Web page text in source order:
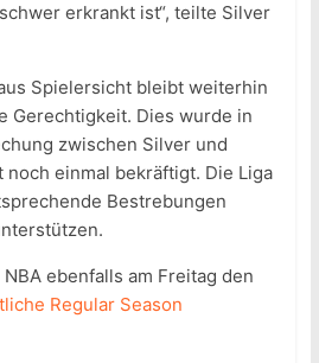
erkrankt ist“, teilte Silver
Spielersicht bleibt weiterhin
Gerechtigkeit. Dies wurde in
zwischen Silver und
einmal bekräftigt. Die Liga
Bestrebungen
ebenfalls am Freitag den
Regular Season